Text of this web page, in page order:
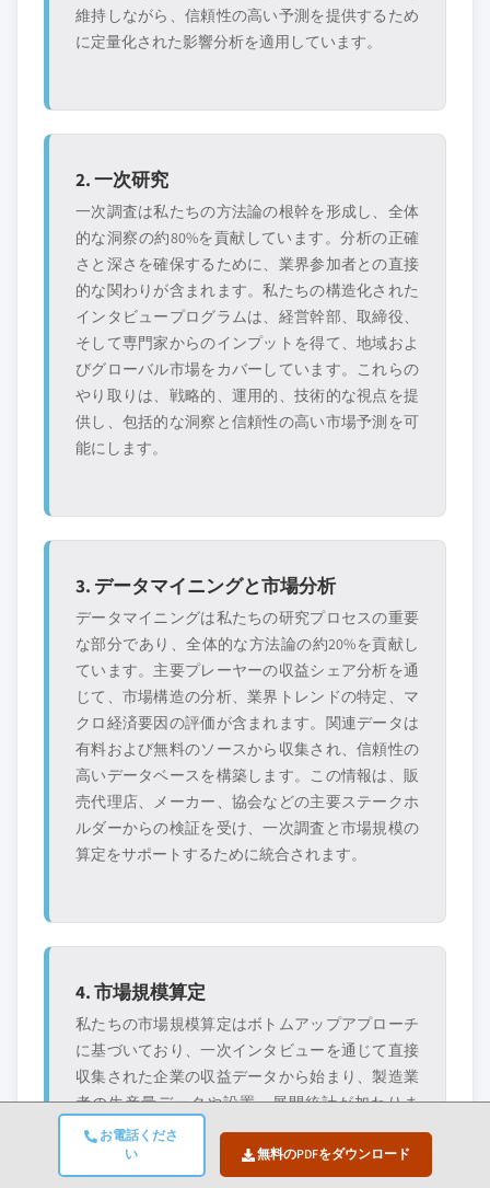
お電話くださ
い
無料のPDFをダウンロード
維持しながら、信頼性の高い予測を提供するため
に定量化された影響分析を適用しています。
2. 一次研究
一次調査は私たちの方法論の根幹を形成し、全体
的な洞察の約80%を貢献しています。分析の正確
さと深さを確保するために、業界参加者との直接
的な関わりが含まれます。私たちの構造化された
インタビュープログラムは、経営幹部、取締役、
そして専門家からのインプットを得て、地域およ
びグローバル市場をカバーしています。これらの
やり取りは、戦略的、運用的、技術的な視点を提
供し、包括的な洞察と信頼性の高い市場予測を可
能にします。
3. データマイニングと市場分析
データマイニングは私たちの研究プロセスの重要
な部分であり、全体的な方法論の約20%を貢献し
ています。主要プレーヤーの収益シェア分析を通
じて、市場構造の分析、業界トレンドの特定、マ
クロ経済要因の評価が含まれます。関連データは
有料および無料のソースから収集され、信頼性の
高いデータベースを構築します。この情報は、販
売代理店、メーカー、協会などの主要ステークホ
ルダーからの検証を受け、一次調査と市場規模の
算定をサポートするために統合されます。
4. 市場規模算定
私たちの市場規模算定はボトムアップアプローチ
に基づいており、一次インタビューを通じて直接
収集された企業の収益データから始まり、製造業
者の生産量データや設置・展開統計が加わりま
す。これらのインプットを地域市場全体でまと
め、実際の業界活動に基づいたグローバルな推定
値を算出します。